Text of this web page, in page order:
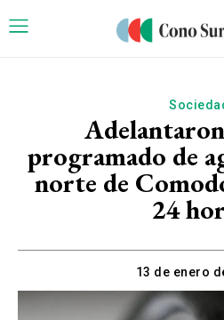
programado de
norte de
24
13 de enero